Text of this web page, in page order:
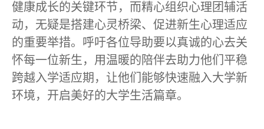
健康成长的关键环节，而精心组织心理团辅活
动，无疑是搭建心灵桥梁、促进新生心理适应
的重要举措。呼吁各位导助要以真诚的心去关
怀每一位新生，用温暖的陪伴去助力他们平稳
跨越入学适应期，让他们能够快速融入大学新
环境，开启美好的大学生活篇章。